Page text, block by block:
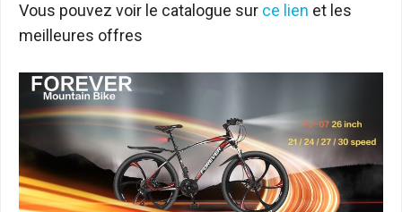
Vous pouvez voir le catalogue sur ce lien et les
meilleures offres